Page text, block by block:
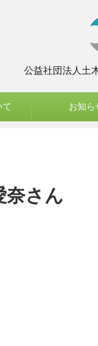
公益社団法人土
て お知ら
奈さん